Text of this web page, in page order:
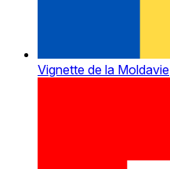
Vignette de la Moldavie